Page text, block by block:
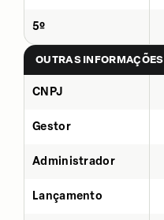
5º
OUTRAS INFORMAÇÕES
CNPJ
Gestor
Administrador
Lançamento